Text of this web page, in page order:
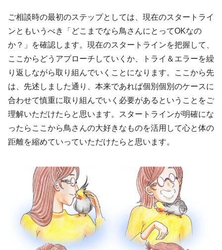
ご相談時の最初のステップとしては、現在のスタートライ
ンともいうべき「どこまでなら鳥さんにとってOKなの
か？」を確認します。現在のスタートラインを把握して、
ここからどうアプローチしていくか、トライ＆エラーを繰
り返しながら取り組んでいくことになります。ここから先
は、先述しました通り、本来であれば個別個別のケースに
合わせて慎重に取り組んでいく必要があるということをご
理解いただけたらと思います。スタートラインが明確にな
ったらここから鳥さんの大好きなものを活用して心と体の
距離を縮めていっていただけたらと思います。